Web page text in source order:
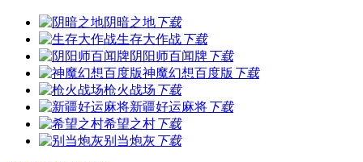
阴暗之地下载
生存大作战下载
阴阳师百闻牌下载
神魔幻想百度版 下载
枪火战场 下载
新疆好运麻将下载
希望之村下载
别当炮灰 下载